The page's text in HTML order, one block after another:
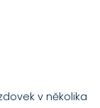
v několika